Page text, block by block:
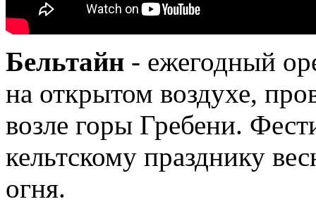
Бельтайн - ежегодный
на открытом воздухе,
возле горы Гребени.
кельтскому празднику
огня.